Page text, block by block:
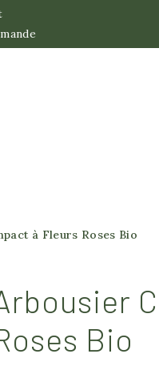
à Fleurs Roses Bio
Bio